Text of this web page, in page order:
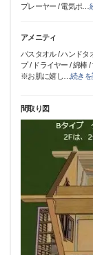
プレーヤー / 電気ポ
アメニティ
バスタオル / ハンドタ
プ / ドライヤー / 綿棒 /
※お肌に嬉し …続きを
間取り図